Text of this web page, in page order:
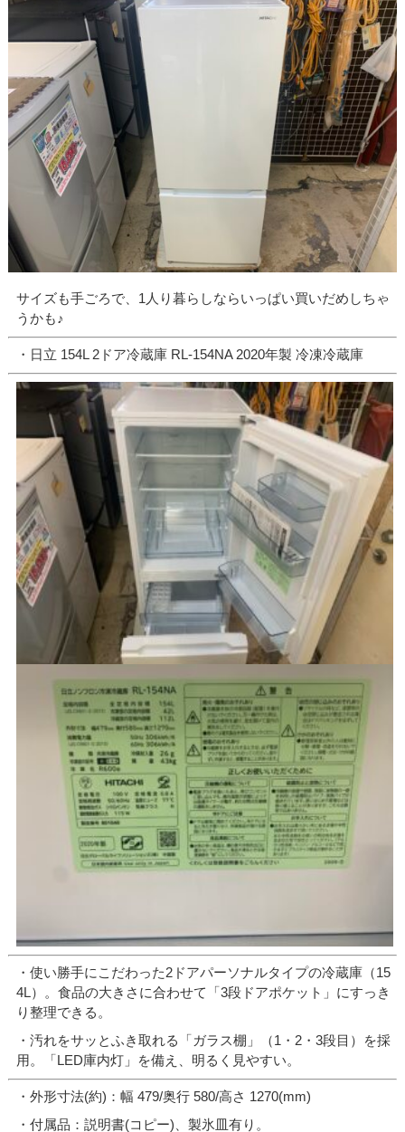
サイズも手ごろで、1人り暮らしならいっぱい買いだめしちゃ
うかも♪
・日立 154L 2ドア冷蔵庫 RL-154NA 2020年製 冷凍冷蔵庫
・使い勝手にこだわった2ドアパーソナルタイプの冷蔵庫（15
4L）。食品の大きさに合わせて「3段ドアポケット」にすっき
り整理できる。
・汚れをサッとふき取れる「ガラス棚」（1・2・3段目）を採
用。「LED庫内灯」を備え、明るく見やすい。
・外形寸法(約)：幅 479/奥行 580/高さ 1270(mm)
・付属品：説明書(コピー)、製氷皿有り。